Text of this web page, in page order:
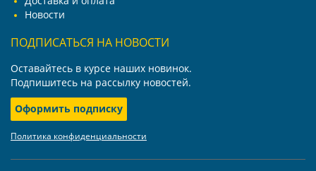
Новости
ПОДПИСАТЬСЯ НА НОВОСТИ
Оставайтесь в курсе наших новинок.
Подпишитесь на рассылку новостей.
Оформить подписку
Политика конфиденциальности